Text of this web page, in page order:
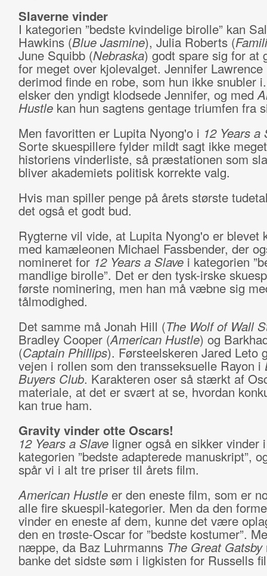
Slaverne vinder
I kategorien ”bedste kvindelige birolle” kan
Hawkins (Blue Jasmine), Julia Roberts (
June Squibb (Nebraska) godt spare sig for at
for meget over kjolevalget. Jennifer Lawrence
derimod finde en robe, som hun ikke snubler
elsker den yndigt klodsede Jennifer, og med
Hustle kan hun sagtens gentage triumfen fra
Men favoritten er Lupita Nyong'o i 12 Years a
Sorte skuespillere fylder mildt sagt ikke
historiens vinderliste, så præstationen som
bliver akademiets politisk korrekte valg.
Hvis man spiller penge på årets største
det også et godt bud.
Rygterne vil vide, at Lupita Nyong'o er blevet
med kamæleonen Michael Fassbender, der
nomineret for 12 Years a Slave i kategorien
mandlige birolle”. Det er den tysk-irske
første nominering, men han må væbne sig
tålmodighed.
Det samme må Jonah Hill (The Wolf of Wall
Bradley Cooper (American Hustle) og
(Captain Phillips). Førsteelskeren Jared Leto
vejen i rollen som den transseksuelle Rayon i
Buyers Club. Karakteren oser så stærkt af
materiale, at det er svært at se, hvordan
kan true ham.
Gravity vinder otte Oscars!
12 Years a Slave ligner også en sikker vinder i
kategorien ”bedste adapterede manuskript”,
spår vi i alt tre priser til årets film.
American Hustle er den eneste film, som er
alle fire skuespil-kategorier. Men da den
vinder en eneste af dem, kunne det være
den en trøste-Oscar for ”bedste kostumer”.
næppe, da Baz Luhrmanns The Great Gatsby
banke det sidste søm i ligkisten for Russells